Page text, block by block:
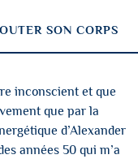
SON CORPS
inconscient et que
que par la
d’Alexander
années 50 qui m’a